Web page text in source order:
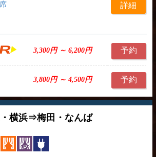
詳細
3,300円 ～ 6,200円 予約
3,800円 ～ 4,500円 予約
横浜⇒梅田・なんば
縦10列カーテンパーソナルカーテン